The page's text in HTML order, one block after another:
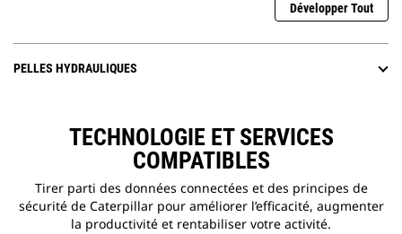
Développer Tout
PELLES HYDRAULIQUES
TECHNOLOGIE ET SERVICES
COMPATIBLES
Tirer parti des données connectées et des principes de
sécurité de Caterpillar pour améliorer l’efficacité, augmenter
la productivité et rentabiliser votre activité.